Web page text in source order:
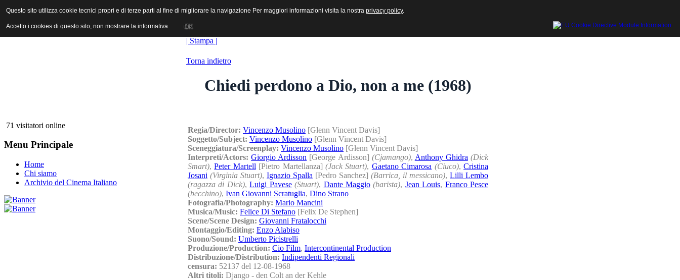
ANICA | Associazione Nazionale Industrie Cinematografiche Audiovisive e Multimediali
71 visitatori online
Menu Principale
Home
Chi siamo
Archivio del Cinema Italiano
| Stampa |
Torna indietro
Chiedi perdono a Dio, non a me (1968)
Regia/Director: Vincenzo Musolino [Glenn Vincent Davis]
Soggetto/Subject: Vincenzo Musolino [Glenn Vincent Davis]
Sceneggiatura/Screenplay: Vincenzo Musolino [Glenn Vincent Davis]
Interpreti/Actors:Giorgio Ardisson [George Ardisson] (Cjamango), Anthony Ghidra (Dick
Smart),Peter Martell [Pietro Martellanza](Jack Stuart), Gaetano Cimarosa (Ciuco),Cristina
Josani (Virginia Stuart), Ignazio Spalla [Pedro Sanchez] (Barrica, il messicano), Lilli Lembo
(ragazza di Dick),Luigi Pavese (Stuart), Dante Maggio (barista), Jean Louis, Franco Pesce
(becchino), Ivan Giovanni Scratuglia, Dino Strano
Fotografia/Photography: Mario Mancini
Musica/Music: Felice Di Stefano [Felix De Stephen]
Scene/Scene Design: Giovanni Fratalocchi
Montaggio/Editing: Enzo Alabiso
Suono/Sound: Umberto Picistrelli
Produzione/Production: Cio Film, Intercontinental Production
Distribuzione/Distribution: Indipendenti Regionali
censura: 52137 del 12-08-1968
Altri titoli: Django - den Colt an der Kehle
Questo sito utilizza cookie tecnici propri e di terze parti al fine di migliorare la navigazione Per maggiori informazioni visita la nostra privacy policy.
Accetto i cookies di questo sito, non mostrare la informativa. OK
Questo sito utilizza cookie tecnici propri e di terze parti al fine di migliorare la navigazione Per maggiori informazioni visita la nostra privacy policy.
Accetto i cookies di questo sito, non mostrare la informativa. OK